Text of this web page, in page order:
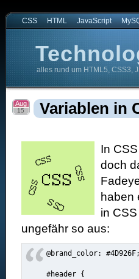
CSS HTML JavaScript
alles rund um HTML5, CSS3,
Variablen in
Aug
15
In
doch
haben
in
ungefähr so aus:
@brand_color: #4D926F;
#header {